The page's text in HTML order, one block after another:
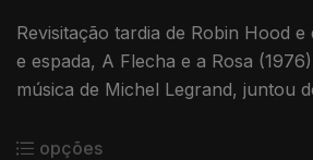
Revisitação tardia de Robin Hood e
e espada, A Flecha e a Rosa
música de Michel Legrand, juntou
episódio.
opções